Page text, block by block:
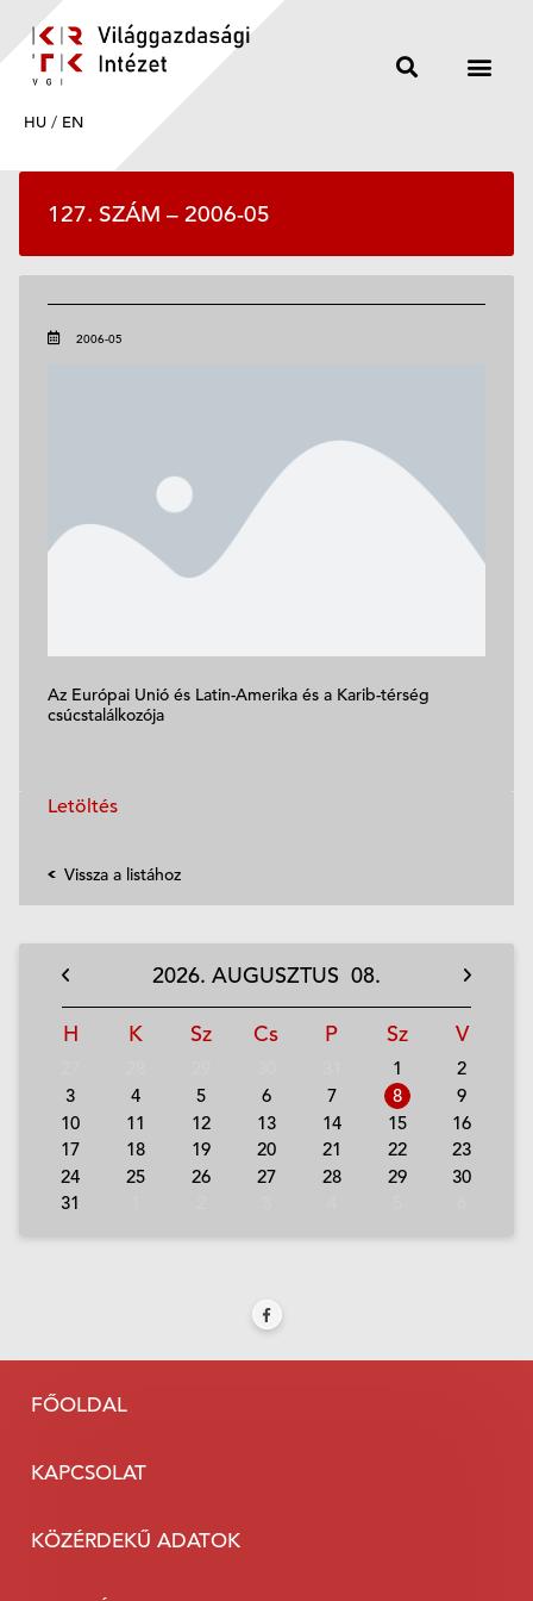
HU / EN
127. SZÁM – 2006-05
2006-05
Az Európai Unió és Latin-Amerika és a Karib-térség
csúcstalálkozója
Letöltés
Vissza a listához
2026. AUGUSZTUS 08.
H K Sz Cs P Sz V
1
2
3
4 5 6 7 8
9
10
11 12 13 14 15
16
17
18 19 20 21 22
23
24
25 26 27 28 29
30
31
FŐOLDAL
KAPCSOLAT
KÖZÉRDEKŰ ADATOK